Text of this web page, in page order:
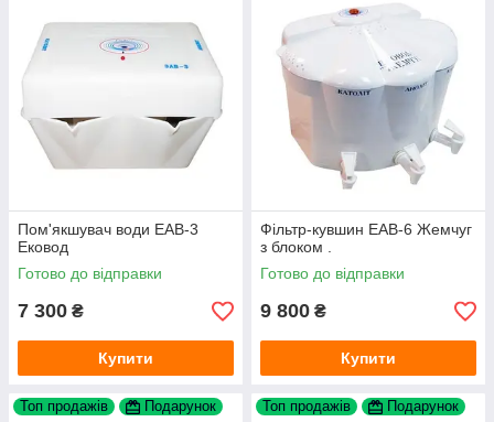
Пом'якшувач води ЕАВ-3
Ековод
Готово до відправки
7 300 ₴
Купити
Фільтр-кувшин ЕАВ-6 Жемчуг
з блоком .
Готово до відправки
9 800 ₴
Купити
Топ продажів Подарунок Топ продажів Подарунок